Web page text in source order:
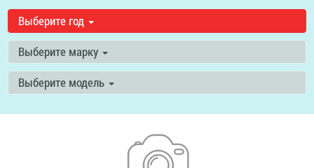
Выберите год
Выберите марку
Выберите модель